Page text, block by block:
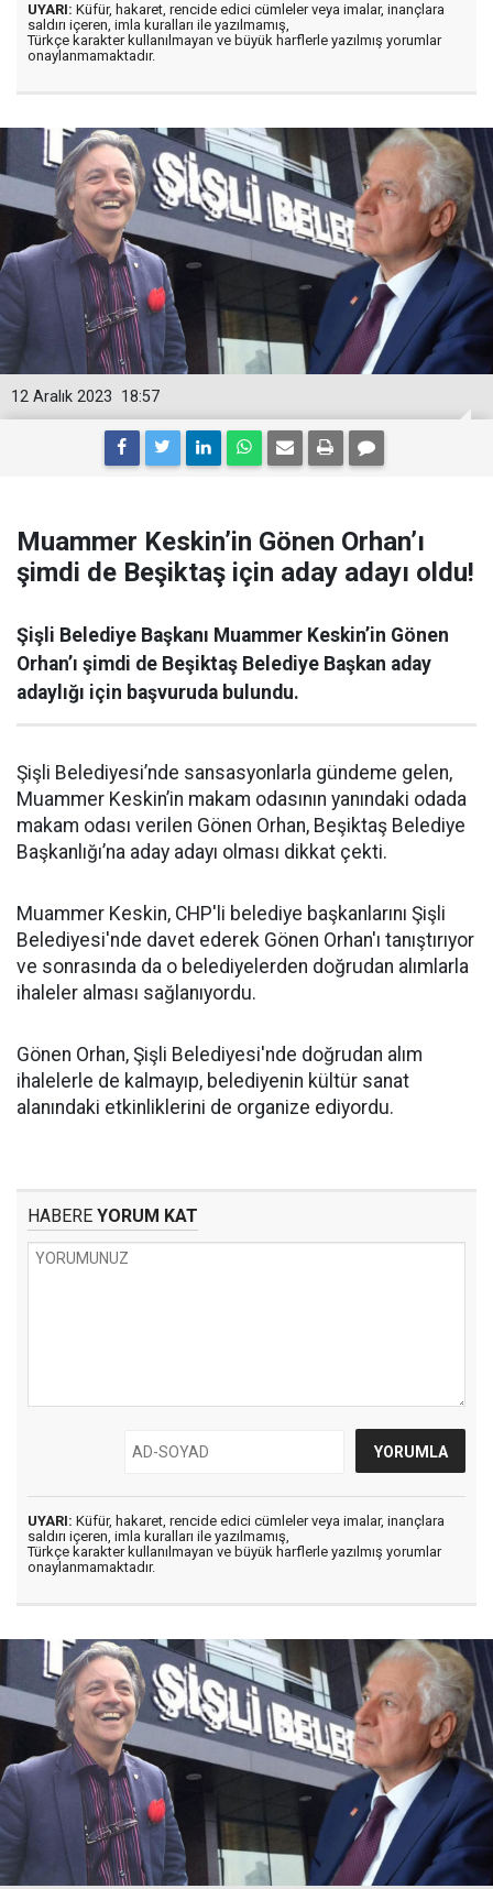
UYARI: Küfür, hakaret, rencide edici cümleler veya imalar, inançlara
saldırı içeren, imla kuralları ile yazılmamış,
Türkçe karakter kullanılmayan ve büyük harflerle yazılmış yorumlar
onaylanmamaktadır.
18:57
12 Aralık 2023
Muammer Keskin’in Gönen Orhan’ı
şimdi de Beşiktaş için aday adayı oldu!
Şişli Belediye Başkanı Muammer Keskin’in Gönen
Orhan’ı şimdi de Beşiktaş Belediye Başkan aday
adaylığı için başvuruda bulundu.
Şişli Belediyesi’nde sansasyonlarla gündeme gelen,
Muammer Keskin’in makam odasının yanındaki odada
makam odası verilen Gönen Orhan, Beşiktaş Belediye
Başkanlığı’na aday adayı olması dikkat çekti.
Muammer Keskin, CHP'li belediye başkanlarını Şişli
Belediyesi'nde davet ederek Gönen Orhan'ı tanıştırıyor
ve sonrasında da o belediyelerden doğrudan alımlarla
ihaleler alması sağlanıyordu.
Gönen Orhan, Şişli Belediyesi'nde doğrudan alım
ihalelerle de kalmayıp, belediyenin kültür sanat
alanındaki etkinliklerini de organize ediyordu.
HABERE YORUM KAT
UYARI: Küfür, hakaret, rencide edici cümleler veya imalar, inançlara
saldırı içeren, imla kuralları ile yazılmamış,
Türkçe karakter kullanılmayan ve büyük harflerle yazılmış yorumlar
onaylanmamaktadır.